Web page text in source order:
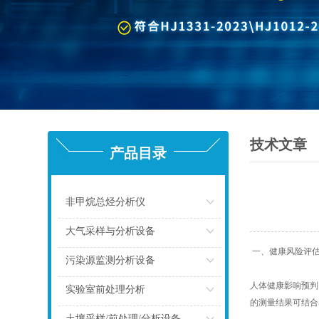
产品目录
非甲烷总烃分析仪
大气采样与分析设备
污染源监测分析设备
实验室前处理分析
点击
技术文章
一、健康风险评
人体健康影响预
的测量结果可结